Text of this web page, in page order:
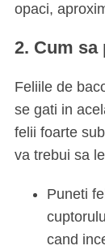
opaci,
2. Cum sa
Feliile de
se gati in
felii foarte
va trebui sa
Puneti
cand